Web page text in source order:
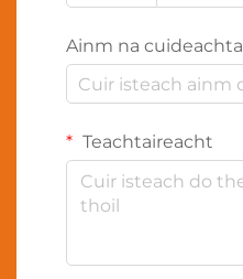
Ainm na cuideachta
Teachtaireacht